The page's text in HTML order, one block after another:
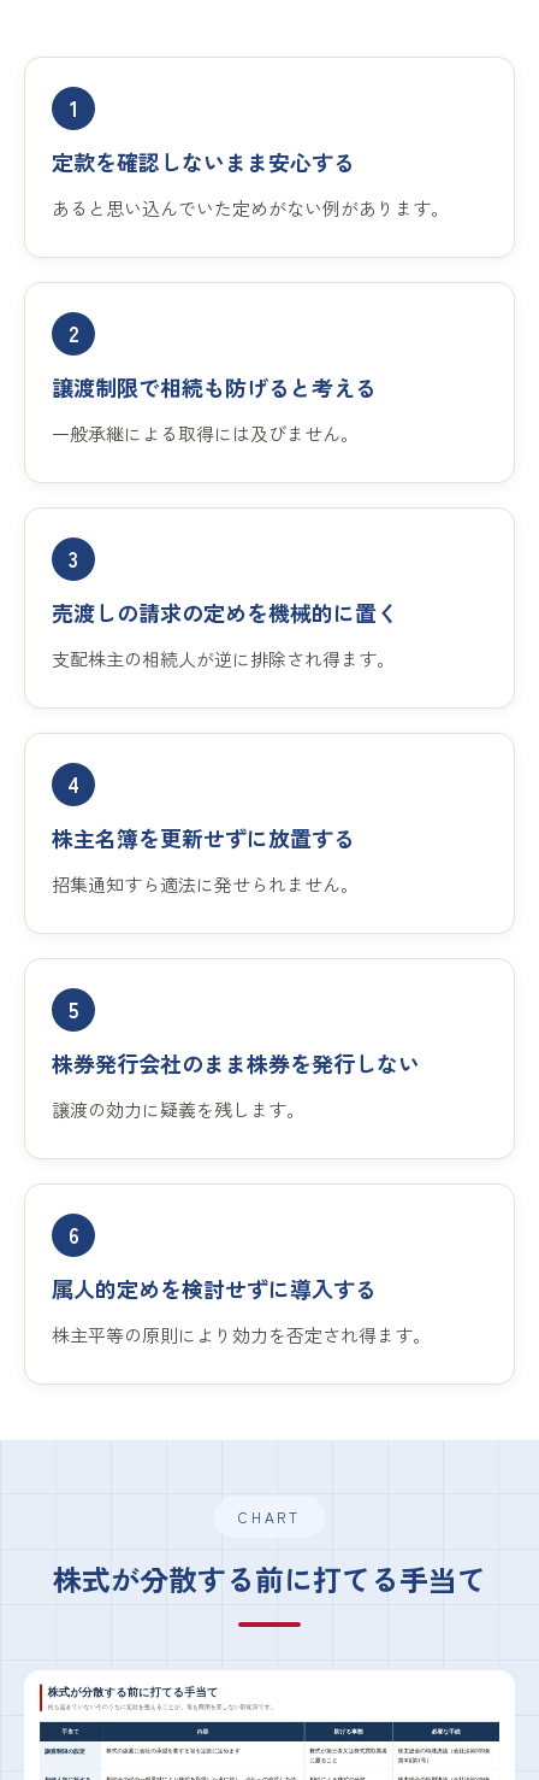
1
定款を確認しないまま安心する
あると思い込んでいた定めがない例があります。
2
譲渡制限で相続も防げると考える
一般承継による取得には及びません。
3
売渡しの請求の定めを機械的に置く
支配株主の相続人が逆に排除され得ます。
4
株主名簿を更新せずに放置する
招集通知すら適法に発せられません。
5
株券発行会社のまま株券を発行しない
譲渡の効力に疑義を残します。
6
属人的定めを検討せずに導入する
株主平等の原則により効力を否定され得ます。
CHART
株式が分散する前に打てる手当て